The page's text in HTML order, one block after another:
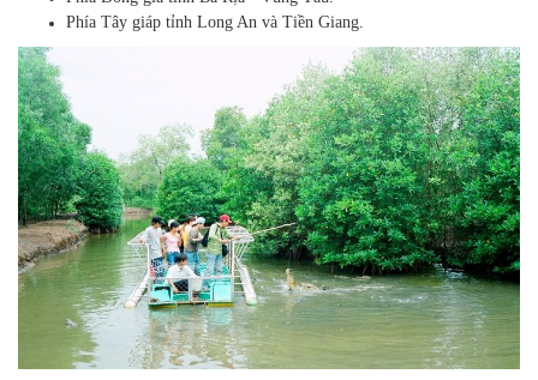
Phía Tây giáp tỉnh Long An và Tiền Giang.